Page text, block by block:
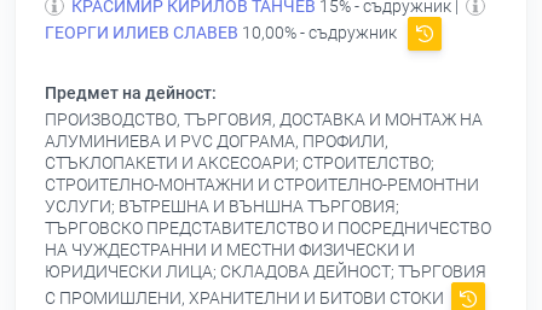
КРАСИМИР КИРИЛОВ ТАНЧЕВ 15% - съдружник |
ГЕОРГИ ИЛИЕВ СЛАВЕВ 10,00% - съдружник
Предмет на дейност:
ПРОИЗВОДСТВО, ТЪРГОВИЯ, ДОСТАВКА И МОНТАЖ НА
АЛУМИНИЕВА И РVС ДОГРАМА, ПРОФИЛИ,
СТЪКЛОПАКЕТИ И АКСЕСОАРИ; СТРОИТЕЛСТВО;
СТРОИТЕЛНО-МОНТАЖНИ И СТРОИТЕЛНО-РЕМОНТНИ
УСЛУГИ; ВЪТРЕШНА И ВЪНШНА ТЪРГОВИЯ;
ТЪРГОВСКО ПРЕДСТАВИТЕЛСТВО И ПОСРЕДНИЧЕСТВО
НА ЧУЖДЕСТРАННИ И МЕСТНИ ФИЗИЧЕСКИ И
ЮРИДИЧЕСКИ ЛИЦА; СКЛАДОВА ДЕЙНОСТ; ТЪРГОВИЯ
С ПРОМИШЛЕНИ, ХРАНИТЕЛНИ И БИТОВИ СТОКИ